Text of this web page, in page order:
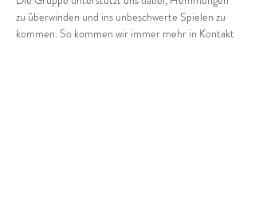
zu überwinden und ins unbeschwerte Spielen zu
kommen. So kommen wir immer mehr in Kontakt